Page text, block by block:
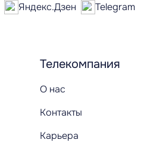
Телекомпания
О нас
Контакты
Карьера
Яндекс.Дзен
Telegram